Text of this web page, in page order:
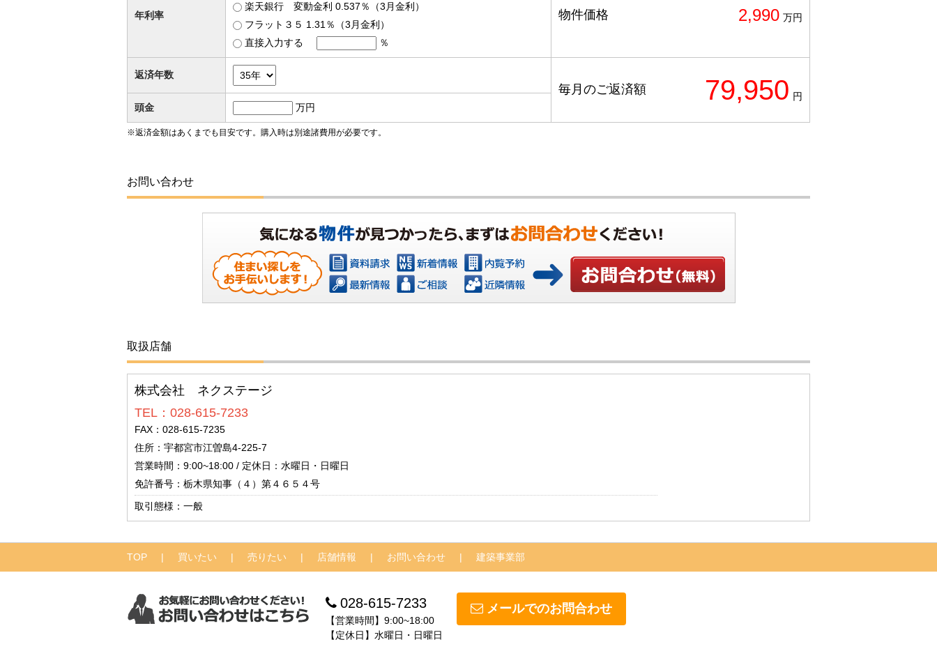
年利率
楽天銀行 変動金利 0.537％（3月金利）
フラット３５ 1.31％（3月金利）
直接入力する
％
物件価格 2,990 万円
返済年数
毎月のご返済額 79,950 円
頭金
万円
※返済金額はあくまでも目安です。購入時は別途諸費用が必要です。
お問い合わせ
取扱店舗
株式会社 ネクステージ
TEL：028-615-7233
FAX：028-615-7235
住所：宇都宮市江曽島4-225-7
営業時間：9:00~18:00 / 定休日：水曜日・日曜日
免許番号：栃木県知事（４）第４６５４号
取引態様：一般
TOP 買いたい 売りたい 店舗情報 お問い合わせ 建築事業部
028-615-7233
【営業時間】9:00~18:00
【定休日】水曜日・日曜日
メールでのお問合わせ